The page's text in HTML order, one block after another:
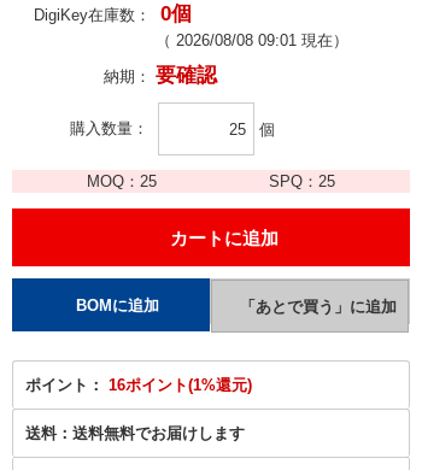
DigiKey在庫数： 0個
（ 2026/08/08 09:01 現在）
納期： 要確認
購入数量 個
MOQ： 25 SPQ：25
ポイント： 16ポイント(1%還元)
送料： 送料無料でお届けします